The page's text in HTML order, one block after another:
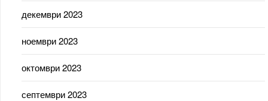
декември 2023
ноември 2023
октомври 2023
септември 2023